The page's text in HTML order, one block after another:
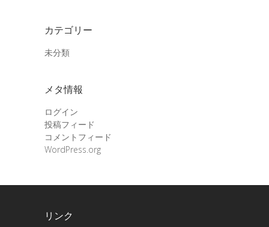
カテゴリー
未分類
メタ情報
ログイン
投稿フィード
コメントフィード
WordPress.org
リンク